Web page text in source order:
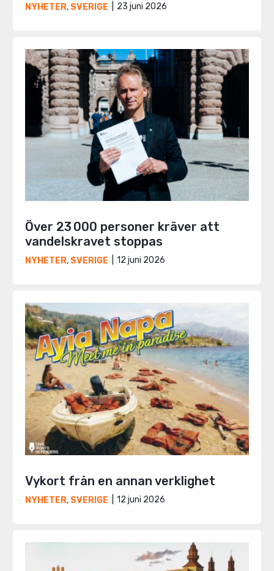
NYHETER, SVERIGE 23 juni 2026
Över 23 000 personer kräver att
vandelskravet stoppas
NYHETER, SVERIGE 12 juni 2026
Vykort från en annan verklighet
NYHETER, SVERIGE 12 juni 2026